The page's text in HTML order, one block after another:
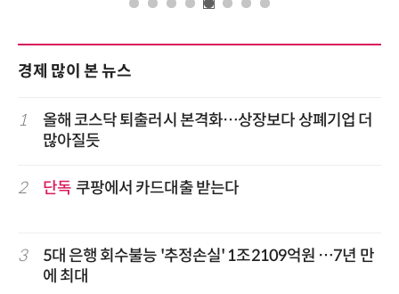
경제 많이 본 뉴스
1
올해 코스닥 퇴출러시 본격화…상장보다 상폐기업 더
많아질듯
2 단독 쿠팡에서 카드대출 받는다
3
5대 은행 회수불능 '추정손실' 1조2109억원 …7년 만
에 최대